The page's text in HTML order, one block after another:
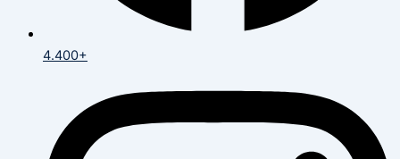
4.400+